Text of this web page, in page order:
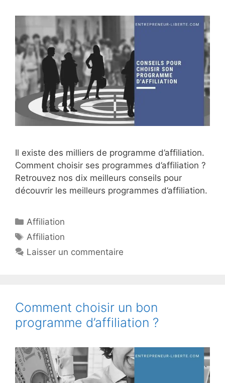
Il existe des milliers de programme d’affiliation.
Comment choisir ses programmes d’affiliation ?
Retrouvez nos dix meilleurs conseils pour
découvrir les meilleurs programmes d’affiliation.
Catégories
Affiliation
Étiquettes
Affiliation
Laisser un commentaire
Comment choisir un bon
programme d’affiliation ?